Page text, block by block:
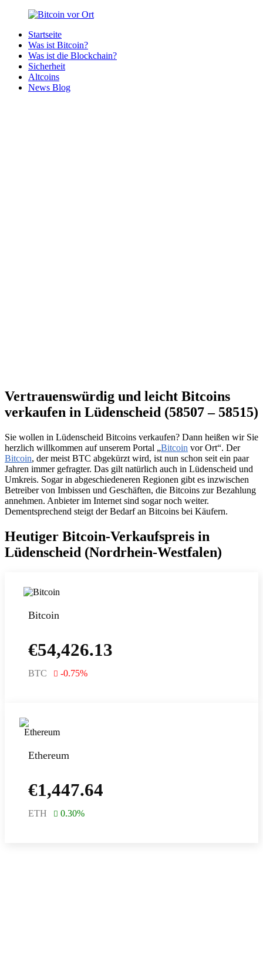
Zurück
Inhalt
Bitcoin
Bitcoins
deiner
Region
Startseite
Was ist Bitcoin?
Was ist die Blockchain?
Sicherheit
Altcoins
News Blog
Vertrauenswürdig und leicht Bitcoins
verkaufen in Lüdenscheid (58507 – 58515)
Sie wollen in Lüdenscheid Bitcoins verkaufen? Dann heißen wir Sie
herzlich willkommen auf unserem Portal „Bitcoin vor Ort“. Der
Bitcoin, der meist BTC abgekürzt wird, ist nun schon seit ein paar
Jahren immer gefragter. Das gilt natürlich auch in Lüdenscheid und
Umkreis. Sogar in abgeschiedeneren Regionen gibt es inzwischen
Betreiber von Imbissen und Geschäften, die Bitcoins zur Bezahlung
annehmen. Anbieter im Internet sind sogar noch weiter.
Dementsprechend steigt der Bedarf an Bitcoins bei Käufern.
Heutiger Bitcoin-Verkaufspreis in
Lüdenscheid (Nordrhein-Westfalen)
Bitcoin
€54,426.13
BTC -0.75%
Ethereum
€1,447.64
ETH 0.30%